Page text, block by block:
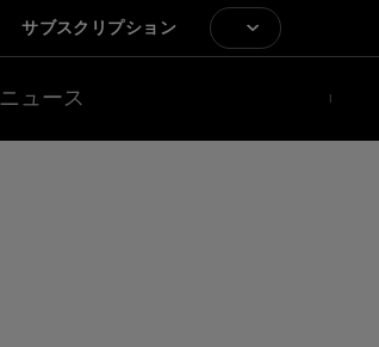
サブスクリプション
ニュース